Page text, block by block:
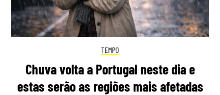
TEMPO
Chuva volta a Portugal neste dia e
estas serão as regiões mais afetadas